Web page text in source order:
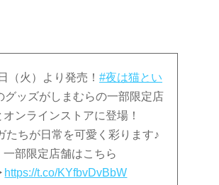
（火）より発売！ #夜は猫とい
グッズがしまむらの一部限定店
オンラインストアに登場！
たちが日常を可愛く彩ります♪
一部限定店舗はこちら
https://t.co/KYfbvDvBbW